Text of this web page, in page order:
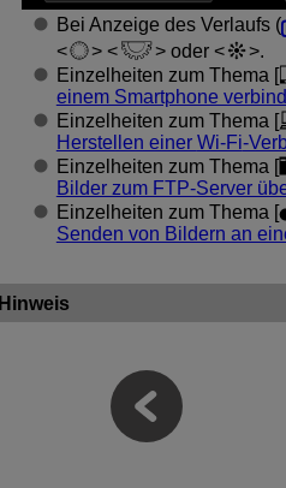
Bei Anzeige des Verlaufs (
oder
.
Einzelheiten zum Thema [
einem Smartphone
Einzelheiten zum Thema [
Herstellen einer Wi-Fi-
Einzelheiten zum Thema [
Bilder zum FTP-Server
Einzelheiten zum Thema [
Senden von Bildern an
Hinweis